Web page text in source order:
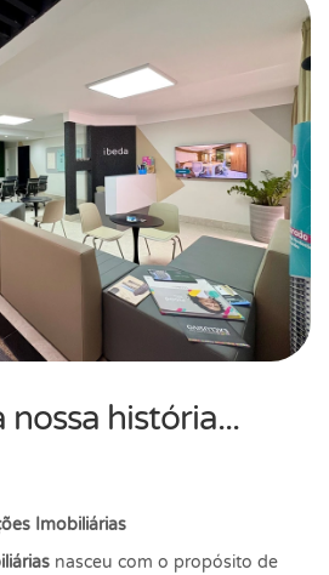
história...
Imobiliárias
nasceu com o propósito de